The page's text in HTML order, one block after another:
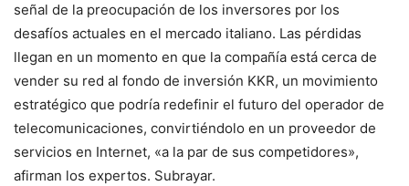
señal de la preocupación de los inversores por los
desafíos actuales en el mercado italiano. Las pérdidas
llegan en un momento en que la compañía está cerca de
vender su red al fondo de inversión KKR, un movimiento
estratégico que podría redefinir el futuro del operador de
telecomunicaciones, convirtiéndolo en un proveedor de
servicios en Internet, «a la par de sus competidores»,
afirman los expertos. Subrayar.